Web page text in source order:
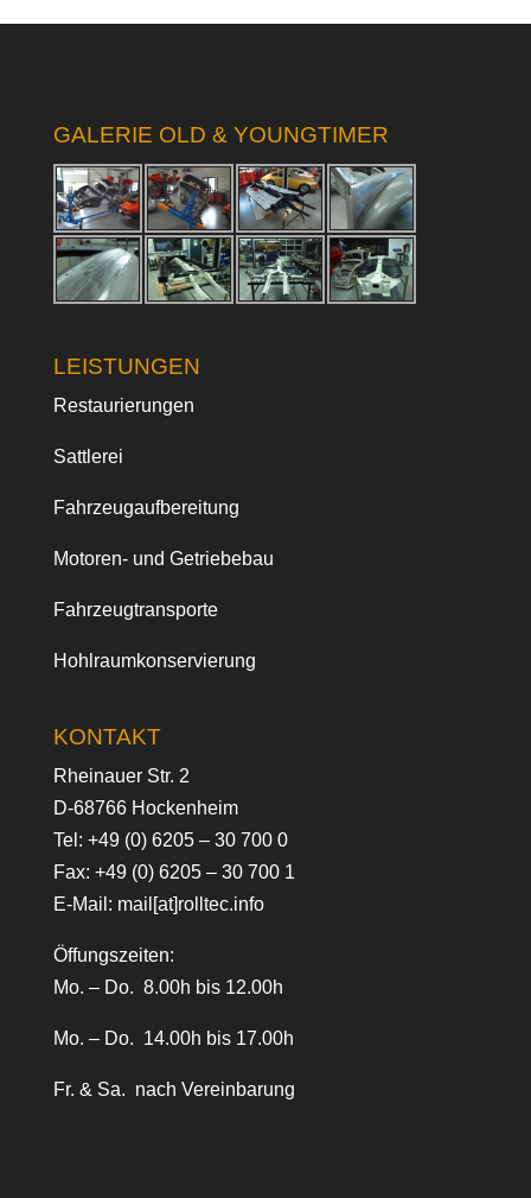
GALERIE OLD & YOUNGTIMER
LEISTUNGEN
Restaurierungen
Sattlerei
Fahrzeugaufbereitung
Motoren- und Getriebebau
Fahrzeugtransporte
Hohlraumkonservierung
KONTAKT
Rheinauer Str. 2
D-68766 Hockenheim
Tel: +49 (0) 6205 – 30 700 0
Fax: +49 (0) 6205 – 30 700 1
E-Mail: mail[at]rolltec.info
Öffungszeiten:
Mo. – Do. 8.00h bis 12.00h
Mo. – Do. 14.00h bis 17.00h
Fr. & Sa. nach Vereinbarung